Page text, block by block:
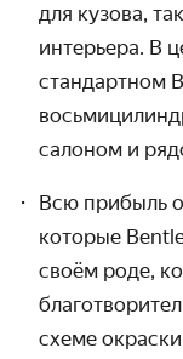
для кузова,
интерьера. В
стандартном
салоном и
Всю прибыль
которые
своём роде,
схеме